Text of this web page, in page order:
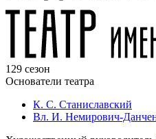
129 сезон
Основатели театра
К. С. Станиславский
Вл. И. Немирович-